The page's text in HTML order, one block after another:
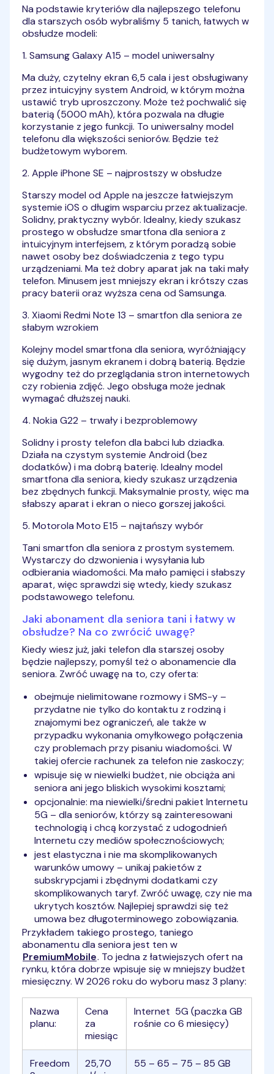
Na podstawie kryteriów dla najlepszego telefonu
dla starszych osób wybraliśmy 5 tanich, łatwych w
obsłudze modeli:
1. Samsung Galaxy A15 – model uniwersalny
Ma duży, czytelny ekran 6,5 cala i jest obsługiwany
przez intuicyjny system Android, w którym można
ustawić tryb uproszczony. Może też pochwalić się
baterią (5000 mAh), która pozwala na długie
korzystanie z jego funkcji. To uniwersalny model
telefonu dla większości seniorów. Będzie też
budżetowym wyborem.
2. Apple iPhone SE – najprostszy w obsłudze
Starszy model od Apple na jeszcze łatwiejszym
systemie iOS o długim wsparciu przez aktualizacje.
Solidny, praktyczny wybór. Idealny, kiedy szukasz
prostego w obsłudze smartfona dla seniora z
intuicyjnym interfejsem, z którym poradzą sobie
nawet osoby bez doświadczenia z tego typu
urządzeniami. Ma też dobry aparat jak na taki mały
telefon. Minusem jest mniejszy ekran i krótszy czas
pracy baterii oraz wyższa cena od Samsunga.
3. Xiaomi Redmi Note 13 – smartfon dla seniora ze
słabym wzrokiem
Kolejny model smartfona dla seniora, wyróżniający
się dużym, jasnym ekranem i dobrą baterią. Będzie
wygodny też do przeglądania stron internetowych
czy robienia zdjęć. Jego obsługa może jednak
wymagać dłuższej nauki.
4. Nokia G22 – trwały i bezproblemowy
Solidny i prosty telefon dla babci lub dziadka.
Działa na czystym systemie Android (bez
dodatków) i ma dobrą baterię. Idealny model
smartfona dla seniora, kiedy szukasz urządzenia
bez zbędnych funkcji. Maksymalnie prosty, więc ma
słabszy aparat i ekran o nieco gorszej jakości.
5. Motorola Moto E15 – najtańszy wybór
Tani smartfon dla seniora z prostym systemem.
Wystarczy do dzwonienia i wysyłania lub
odbierania wiadomości. Ma mało pamięci i słabszy
aparat, więc sprawdzi się wtedy, kiedy szukasz
podstawowego telefonu.
Jaki abonament dla seniora tani i łatwy w
obsłudze? Na co zwrócić uwagę?
Kiedy wiesz już, jaki telefon dla starszej osoby
będzie najlepszy, pomyśl też o abonamencie dla
seniora. Zwróć uwagę na to, czy oferta:
obejmuje nielimitowane rozmowy i SMS-y –
przydatne nie tylko do kontaktu z rodziną i
znajomymi bez ograniczeń, ale także w
przypadku wykonania omyłkowego połączenia
czy problemach przy pisaniu wiadomości. W
takiej ofercie rachunek za telefon nie zaskoczy;
wpisuje się w niewielki budżet, nie obciąża ani
seniora ani jego bliskich wysokimi kosztami;
opcjonalnie: ma niewielki/średni pakiet Internetu
5G – dla seniorów, którzy są zainteresowani
technologią i chcą korzystać z udogodnień
Internetu czy mediów społecznościowych;
jest elastyczna i nie ma skomplikowanych
warunków umowy – unikaj pakietów z
subskrypcjami i zbędnymi dodatkami czy
skomplikowanych taryf. Zwróć uwagę, czy nie ma
ukrytych kosztów. Najlepiej sprawdzi się też
umowa bez długoterminowego zobowiązania.
Przykładem takiego prostego, taniego
abonamentu dla seniora jest ten w
PremiumMobile. To jedna z łatwiejszych ofert na
rynku, która dobrze wpisuje się w mniejszy budżet
miesięczny. W 2026 roku do wyboru masz 3 plany:
Nazwa
planu:
Cena
za
miesiąc
Internet 5G (paczka GB
rośnie co 6 miesięcy)
Freedom
25,70
55 – 65 – 75 – 85 GB